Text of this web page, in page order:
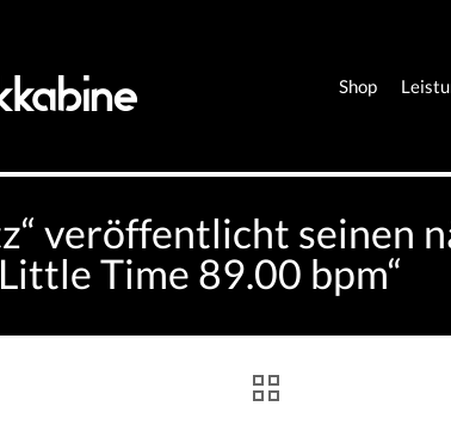
Shop
veröffentlicht seinen
Time 89.00 bpm“